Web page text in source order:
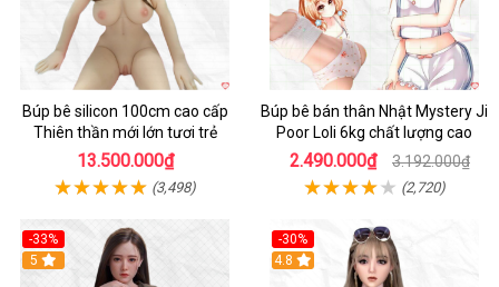
Búp bê silicon 100cm cao cấp
Thiên thần mới lớn tươi trẻ
13.500.000₫
(3,498)
Búp bê bán thân Nhật Mystery Ji
Poor Loli 6kg chất lượng cao
2.490.000₫ 3.192.000₫
(2,720)
-33%
5
-30%
4.8